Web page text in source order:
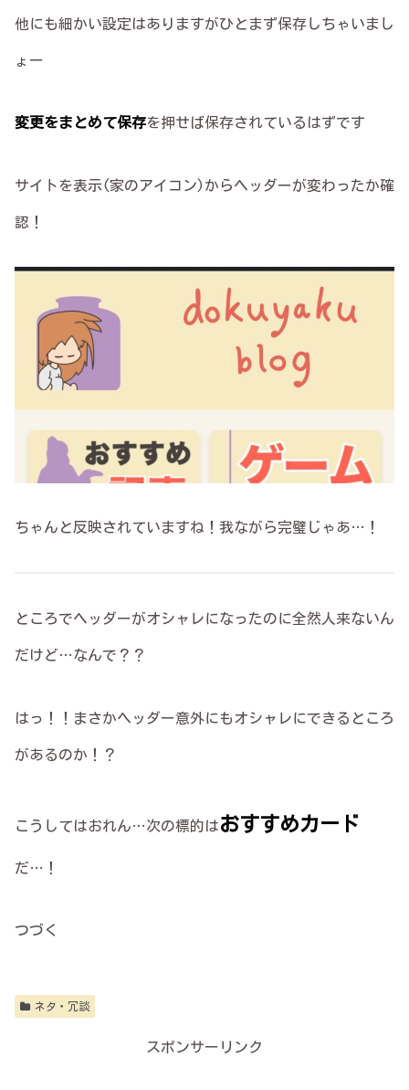
他にも細かい設定はありますがひとまず保存しちゃいまし
ょー
変更をまとめて保存を押せば保存されているはずです
サイトを表示(家のアイコン)からヘッダーが変わったか確
認！
ちゃんと反映されていますね！我ながら完璧じゃあ…！
ところでヘッダーがオシャレになったのに全然人来ないん
だけど…なんで？？
はっ！！まさかヘッダー意外にもオシャレにできるところ
があるのか！？
こうしてはおれん…次の標的はおすすめカード
だ…！
つづく
ネタ・冗談
スポンサーリンク